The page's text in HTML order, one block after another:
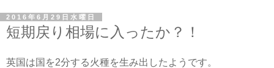
2016年6月29日水曜日
短期戻り相場に入ったか？！
英国は国を2分する火種を生み出したようです。